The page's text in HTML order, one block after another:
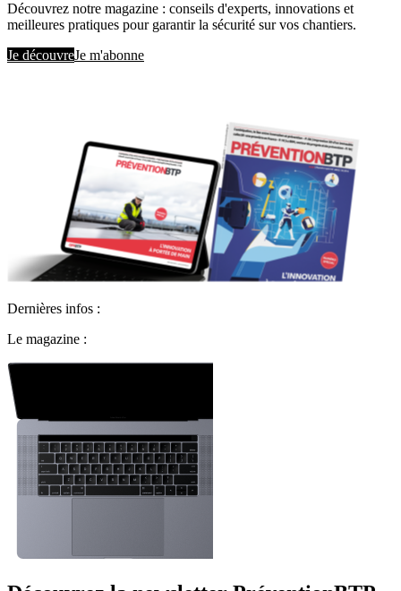
Découvrez notre magazine : conseils d'experts, innovations et
meilleures pratiques pour garantir la sécurité sur vos chantiers.
Je découvreJe m'abonne
Dernières infos :
Le magazine :